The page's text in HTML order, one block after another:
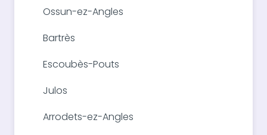
Ossun-ez-Angles
Bartrès
Escoubès-Pouts
Julos
Arrodets-ez-Angles